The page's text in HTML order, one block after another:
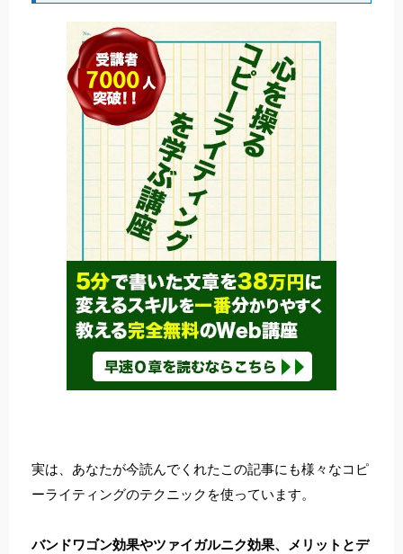
実は、あなたが今読んでくれたこの記事にも様々なコピ
ーライティングのテクニックを使っています。
バンドワゴン効果やツァイガルニク効果、メリットとデ